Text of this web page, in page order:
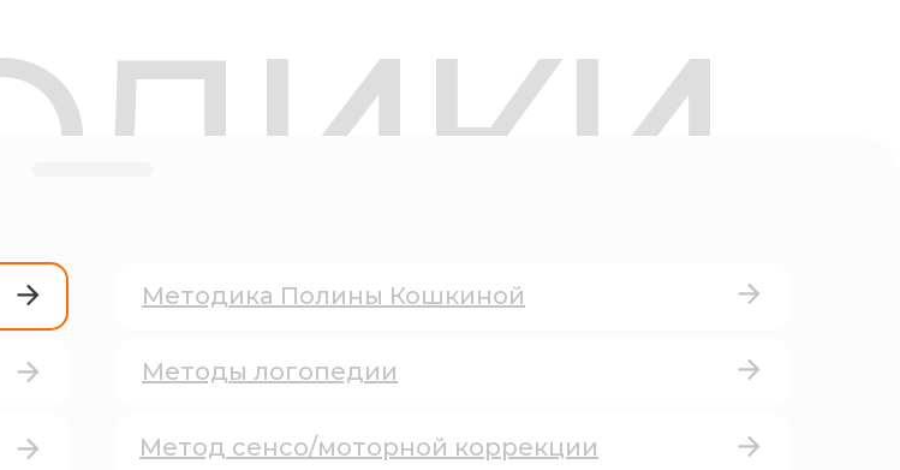
Методика Полины Кошкиной
Методы логопедии
Метод сенсо/моторной коррекции